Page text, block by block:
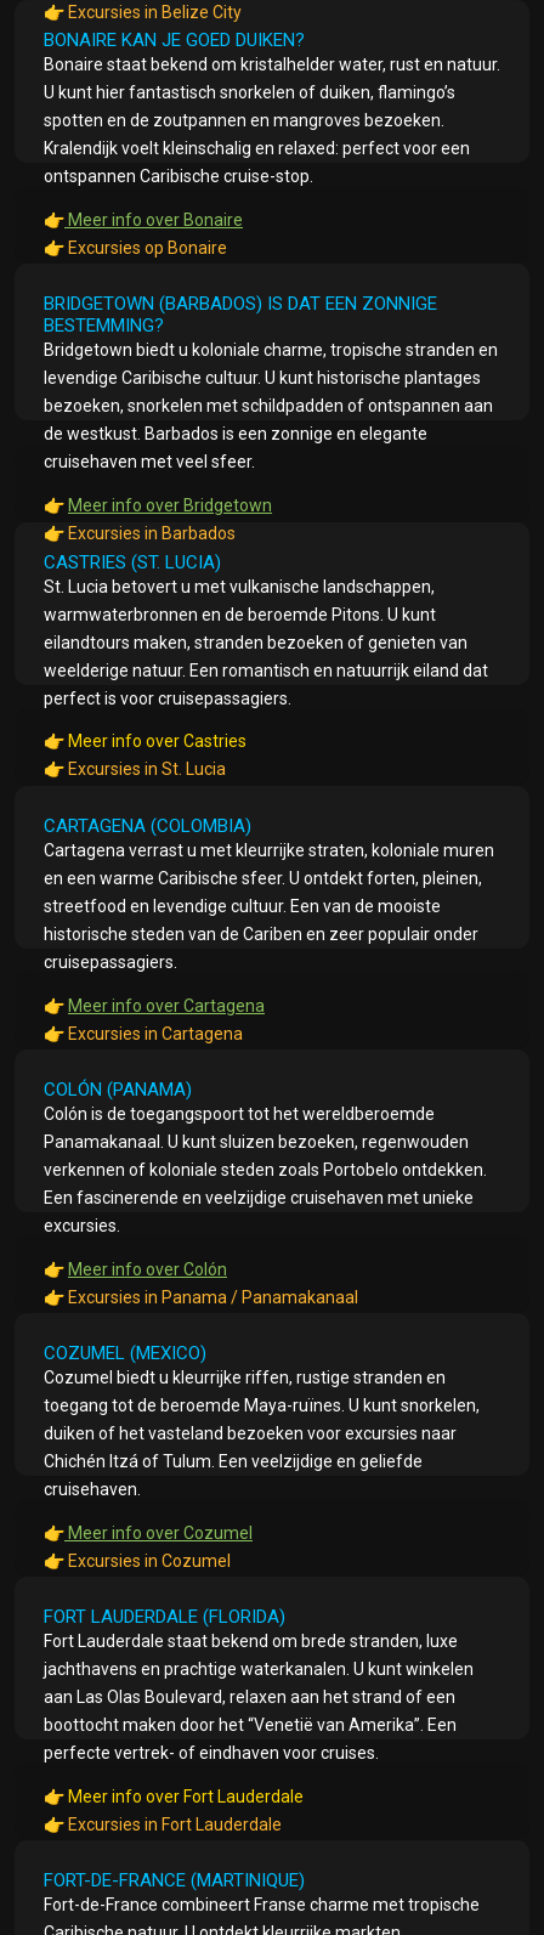
👉 Excursies in Belize City
BONAIRE KAN JE GOED DUIKEN?
Bonaire staat bekend om kristalhelder water, rust en natuur.
U kunt hier fantastisch snorkelen of duiken, flamingo’s
spotten en de zoutpannen en mangroves bezoeken.
Kralendijk voelt kleinschalig en relaxed: perfect voor een
ontspannen Caribische cruise-stop.
👉 Meer info over Bonaire
👉 Excursies op Bonaire
BRIDGETOWN (BARBADOS) IS DAT EEN ZONNIGE
BESTEMMING?
Bridgetown biedt u koloniale charme, tropische stranden en
levendige Caribische cultuur. U kunt historische plantages
bezoeken, snorkelen met schildpadden of ontspannen aan
de westkust. Barbados is een zonnige en elegante
cruisehaven met veel sfeer.
👉 Meer info over Bridgetown
👉 Excursies in Barbados
CASTRIES (ST. LUCIA)
St. Lucia betovert u met vulkanische landschappen,
warmwaterbronnen en de beroemde Pitons. U kunt
eilandtours maken, stranden bezoeken of genieten van
weelderige natuur. Een romantisch en natuurrijk eiland dat
perfect is voor cruisepassagiers.
👉 Meer info over Castries
👉 Excursies in St. Lucia
CARTAGENA (COLOMBIA)
Cartagena verrast u met kleurrijke straten, koloniale muren
en een warme Caribische sfeer. U ontdekt forten, pleinen,
streetfood en levendige cultuur. Een van de mooiste
historische steden van de Cariben en zeer populair onder
cruisepassagiers.
👉Meer info over Cartagena
👉Excursies in Cartagena
COLÓN (PANAMA)
Colón is de toegangspoort tot het wereldberoemde
Panamakanaal. U kunt sluizen bezoeken, regenwouden
verkennen of koloniale steden zoals Portobelo ontdekken.
Een fascinerende en veelzijdige cruisehaven met unieke
excursies.
👉 Meer info over Colón
👉 Excursies in Panama / Panamakanaal
COZUMEL (MEXICO)
Cozumel biedt u kleurrijke riffen, rustige stranden en
toegang tot de beroemde Maya-ruïnes. U kunt snorkelen,
duiken of het vasteland bezoeken voor excursies naar
Chichén Itzá of Tulum. Een veelzijdige en geliefde
cruisehaven.
👉 Meer info over Cozumel
👉 Excursies in Cozumel
FORT LAUDERDALE (FLORIDA)
Fort Lauderdale staat bekend om brede stranden, luxe
jachthavens en prachtige waterkanalen. U kunt winkelen
aan Las Olas Boulevard, relaxen aan het strand of een
boottocht maken door het “Venetië van Amerika”. Een
perfecte vertrek- of eindhaven voor cruises.
👉 Meer info over Fort Lauderdale
👉 Excursies in Fort Lauderdale
FORT-DE-FRANCE (MARTINIQUE)
Fort-de-France combineert Franse charme met tropische